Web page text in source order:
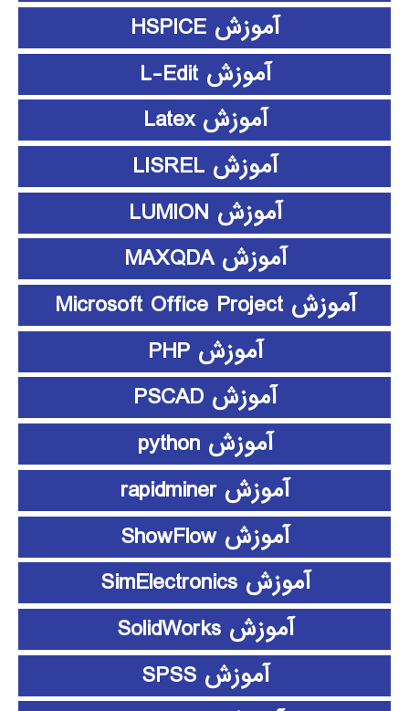
آموزش HSPICE
آموزش L-Edit
آموزش Latex
آموزش LISREL
آموزش LUMION
آموزش MAXQDA
آموزش Microsoft Office Project
آموزش PHP
آموزش PSCAD
آموزش python
آموزش rapidminer
آموزش ShowFlow
آموزش SimElectronics
آموزش SolidWorks
آموزش SPSS